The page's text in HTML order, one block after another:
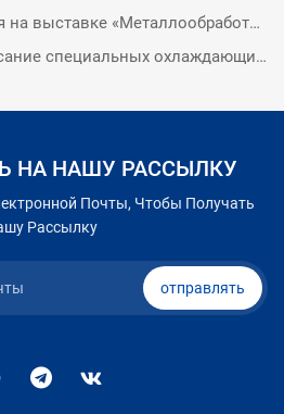
PREV: Лосен Технология на выставке «Металлообработка 2025»
NEXT: Техническое описание специальных охлаждающих жидкостей
НА НАШУ РАССЫЛКУ
Почты, Чтобы Получать
Рассылку
отправлять